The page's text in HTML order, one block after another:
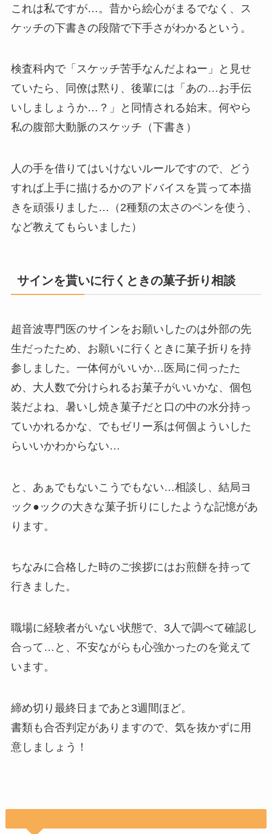
これは私ですが…。昔から絵心がまるでなく、ス
ケッチの下書きの段階で下手さがわかるという。
検査科内で「スケッチ苦手なんだよねー」と見せ
ていたら、同僚は黙り、後輩には「あの…お手伝
いしましょうか…？」と同情される始末。何やら
私の腹部大動脈のスケッチ（下書き）
人の手を借りてはいけないルールですので、どう
すれば上手に描けるかのアドバイスを貰って本描
きを頑張りました…（2種類の太さのペンを使う、
など教えてもらいました）
サインを貰いに行くときの菓子折り相談
超音波専門医のサインをお願いしたのは外部の先
生だったため、お願いに行くときに菓子折りを持
参しました。一体何がいいか…医局に伺ったた
め、大人数で分けられるお菓子がいいかな、個包
装だよね、暑いし焼き菓子だと口の中の水分持っ
ていかれるかな、でもゼリー系は何個よういした
らいいかわからない…
と、あぁでもないこうでもない…相談し、結局ヨ
ック●ックの大きな菓子折りにしたような記憶があ
ります。
ちなみに合格した時のご挨拶にはお煎餅を持って
行きました。
職場に経験者がいない状態で、3人で調べて確認し
合って…と、不安ながらも心強かったのを覚えて
います。
締め切り最終日まであと3週間ほど。
書類も合否判定がありますので、気を抜かずに用
意しましょう！